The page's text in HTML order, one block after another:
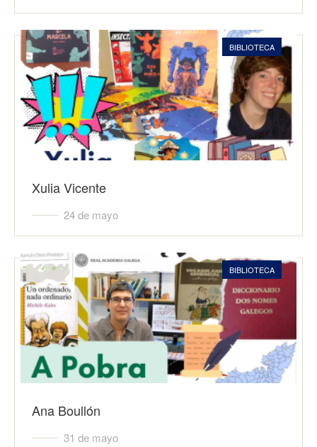
BIBLIOTECA
Xulia Vicente
24 de mayo
BIBLIOTECA
Ana Boullón
31 de mayo